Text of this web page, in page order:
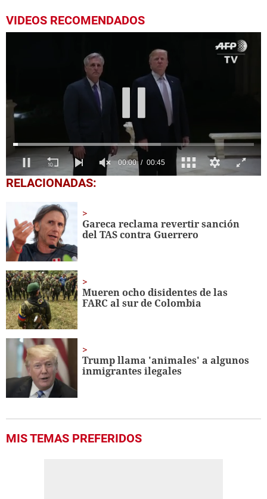
VIDEOS RECOMENDADOS
0
seconds
seconds
RELACIONADAS:
Gareca reclama revertir sanción
del TAS contra Guerrero
Mueren ocho disidentes de las
FARC al sur de Colombia
Trump llama 'animales' a algunos
inmigrantes ilegales
MIS TEMAS PREFERIDOS